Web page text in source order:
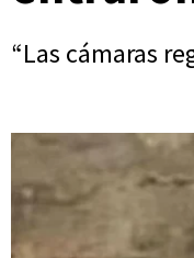
“Las cámaras